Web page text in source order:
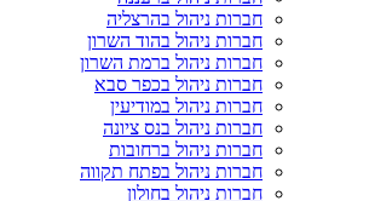
חברות ניהול בהרצליה
חברות ניהול בהוד השרון
חברות ניהול ברמת השרון
חברות ניהול בכפר סבא
חברות ניהול במודיעין
חברות ניהול בנס ציונה
חברות ניהול ברחובות
חברות ניהול בפתח תקווה
חברות ניהול בחולון